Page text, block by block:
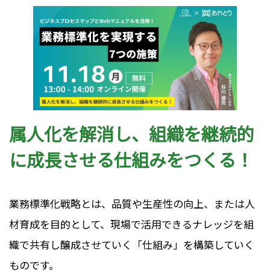
属人化を解消し、組織を継続的
に成長させる仕組みをつくる！
業務標準化戦略とは、品質や生産性の向上、または人
材育成を目的として、現場で活用できるナレッジを組
織で共有し醸成させていく「仕組み」を構築していく
ものです。